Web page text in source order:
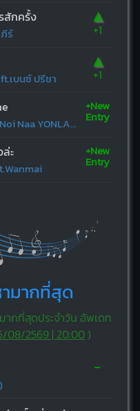
สักครั้ง
ร์
▲
+1
เบนซ์ ปรีชา
▲
+1
แกนฮาว่า ft.Noi Naa YONLAPA
+New
Entry
ะ +New
Entry
มากที่สุด
กที่สุดประจำวัน อัพเดท
08/2569 | 20:00)
-